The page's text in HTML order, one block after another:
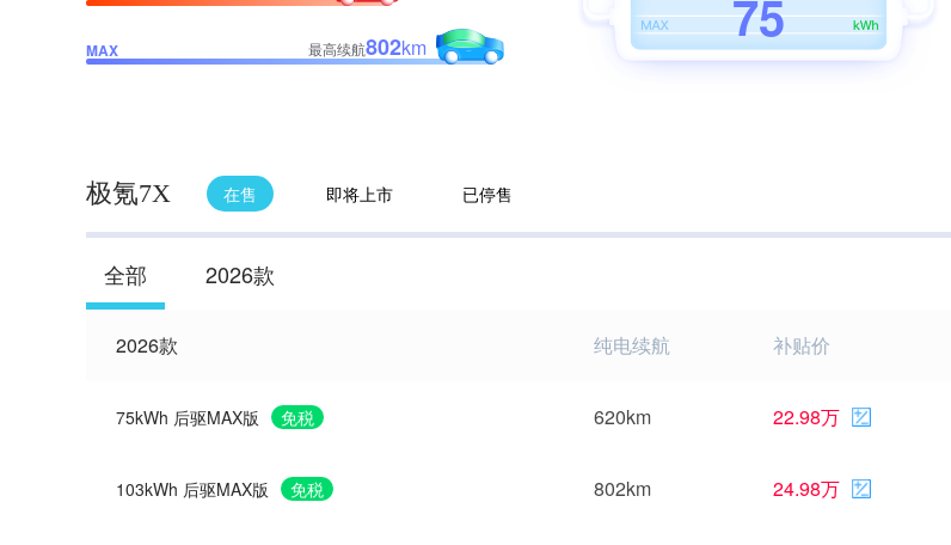
MAX 最高续航802km 75
极氪7X 在售 即将上市 已停售
全部 2026款
2026款 纯电续航 补贴价
75kWh 后驱MAX版 免税 620km 22.98万
103kWh 后驱MAX版 免税 802km 24.98万